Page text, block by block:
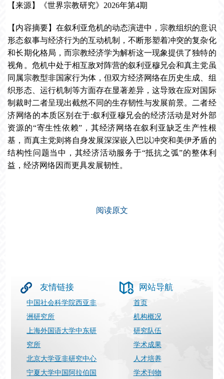
【来源】《世界宗教研究》2026年第4期
【内容摘要】在叙利亚危机的动态演进中，宗教组织的意识
形态叙事与经济行为的互动机制，不断形塑着冲突的复杂化
和长期化格局，而宗教经济学为解析这一现象提供了独特的
视角。危机中处于相互敌对阵营的叙利亚穆兄会和真主党虽
同属宗教型非国家行为体，但双方经济网络在历史生成、组
织形态、运行机制等方面存在显著差异，这导致在应对国际
制裁时二者呈现出截然不同的生存韧性与发展前景。二者经
济网络的本质区别在于:叙利亚穆兄会的经济活动是对外部
资源的“寄生性依赖”，其经济网络在叙利亚缺乏生产性根
基，而真主党则将自身发展深深嵌入巴以冲突和美伊矛盾的
结构性问题当中，其经济活动服务于“抵抗之弧”的整体利
益，经济网络因而更具发展韧性。
阅读原文
友情链接
中国社会科学院西亚非
洲研究所
上海外国语大学中东研
究所
北京大学亚非研究中心
宁夏大学中国阿拉伯国
网站导航
首页
机构概况
研究队伍
学术成果
人才培养
学术刊物